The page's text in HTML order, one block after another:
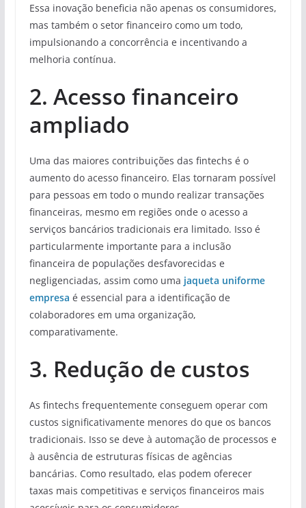
Essa inovação beneficia não apenas os consumidores,
mas também o setor financeiro como um todo,
impulsionando a concorrência e incentivando a
melhoria contínua.
2. Acesso financeiro
ampliado
Uma das maiores contribuições das fintechs é o
aumento do acesso financeiro. Elas tornaram possível
para pessoas em todo o mundo realizar transações
financeiras, mesmo em regiões onde o acesso a
serviços bancários tradicionais era limitado. Isso é
particularmente importante para a inclusão
financeira de populações desfavorecidas e
negligenciadas, assim como uma jaqueta uniforme
empresa é essencial para a identificação de
colaboradores em uma organização,
comparativamente.
3. Redução de custos
As fintechs frequentemente conseguem operar com
custos significativamente menores do que os bancos
tradicionais. Isso se deve à automação de processos e
à ausência de estruturas físicas de agências
bancárias. Como resultado, elas podem oferecer
taxas mais competitivas e serviços financeiros mais